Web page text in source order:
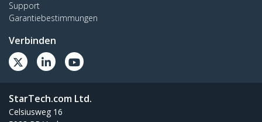
Support
Garantiebestimmungen
Verbinden
StarTech.com Ltd.
Celsiusweg 16